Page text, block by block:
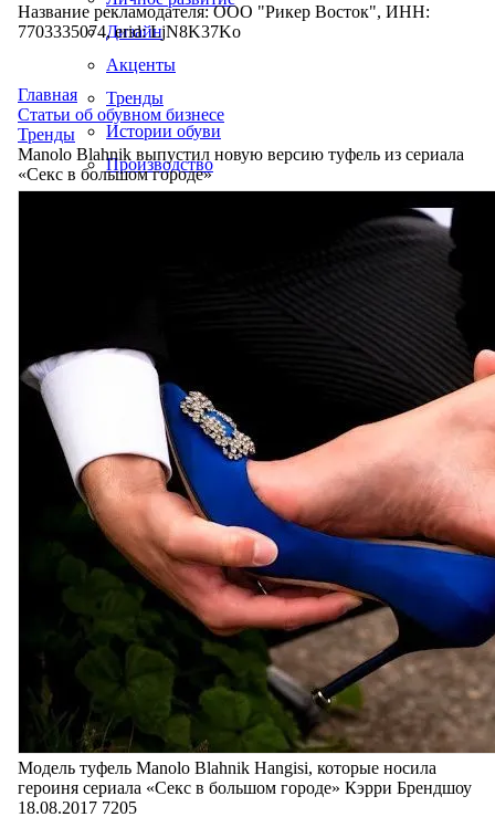
Дизайн
Акценты
Тренды
Истории обуви
Производство
Название рекламодателя: ООО "Рикер Восток", ИНН:
7703335074, erid: LjN8K37Ko
Главная
Статьи об обувном бизнесе
Тренды
Manolo Blahnik выпустил новую версию туфель из сериала
«Секс в большом городе»
Модель туфель Manolo Blahnik Hangisi, которые носила
героиня сериала «Секс в большом городе» Кэрри Брендшоу
18.08.2017 7205